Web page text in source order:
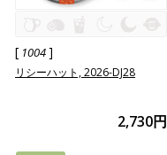
[ 1004]
リシーハット, 2026-DJ28
2,730円